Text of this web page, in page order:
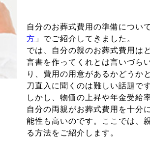
自分のお葬式費用の準備につい
方 」でご紹介してきました。
では、自分の親のお葬式費用は
言書を作ってくれとは言いづら
り、費用の用意があるかどうか
刀直入に聞くのは難しい話題です
しかし、物価の上昇や年金受給
自分の両親がお葬式費用を十分
能性も高いのです。ここでは、
る方法をご紹介します。